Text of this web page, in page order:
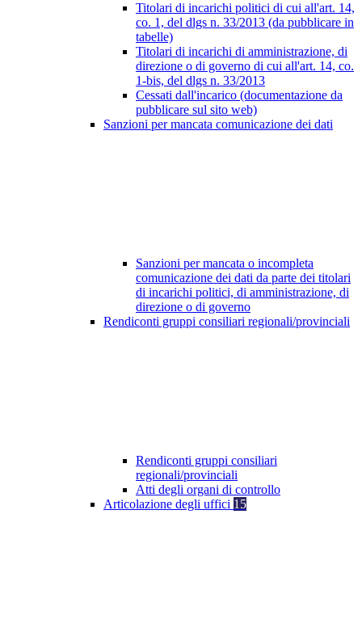
Titolari di incarichi politici di cui all'art. 14,
co. 1, del dlgs n. 33/2013 (da pubblicare in
tabelle)
Titolari di incarichi di amministrazione, di
direzione o di governo di cui all'art. 14, co.
1-bis, del dlgs n. 33/2013
Cessati dall'incarico (documentazione da
pubblicare sul sito web)
Sanzioni per mancata comunicazione dei dati
Sanzioni per mancata o incompleta
comunicazione dei dati da parte dei titolari
di incarichi politici, di amministrazione, di
direzione o di governo
Rendiconti gruppi consiliari regionali/provinciali
Rendiconti gruppi consiliari
regionali/provinciali
Atti degli organi di controllo
Articolazione degli uffici 15